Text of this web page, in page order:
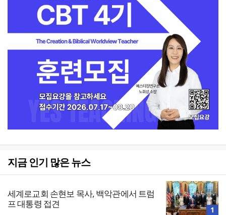
지금 인기 많은 뉴스
세계로교회 손현보 목사, 백악관에서 트럼
프 대통령 접견
1